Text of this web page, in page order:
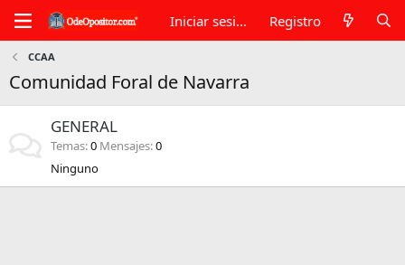
Iniciar sesión Registro
CCAA
Comunidad Foral de Navarra
GENERAL
Temas 0 Mensajes 0
Ninguno